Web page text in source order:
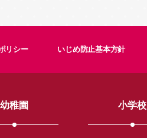
リシー いじめ防止基本方針
幼稚園 小学校